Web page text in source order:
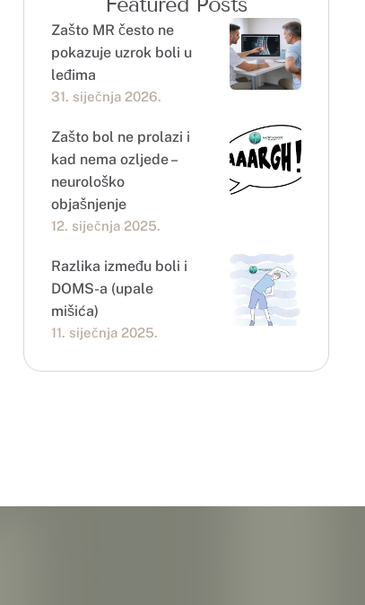
Zašto MR često ne
pokazuje uzrok boli u
leđima
31. siječnja 2026.
Zašto bol ne prolazi i
kad nema ozljede –
neurološko
objašnjenje
12. siječnja 2025.
Razlika između boli i
DOMS-a (upale
mišića)
11. siječnja 2025.